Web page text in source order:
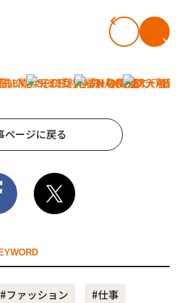
ページに戻る
#ファッション
#仕事